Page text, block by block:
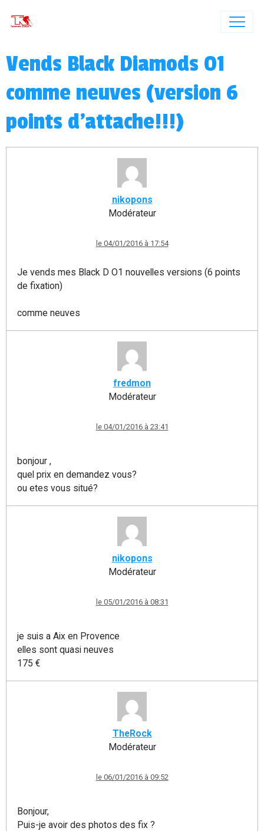
Vends Black Diamods O1
comme neuves (version 6
points d'attache!!!)
nikopons
Modérateur
le 04/01/2016 à 17:54
Je vends mes Black D O1 nouvelles versions (6 points
de fixation)
comme neuves
fredmon
Modérateur
le 04/01/2016 à 23:41
bonjour ,
quel prix en demandez vous?
ou etes vous situé?
nikopons
Modérateur
le 05/01/2016 à 08:31
je suis a Aix en Provence
elles sont quasi neuves
175 €
TheRock
Modérateur
le 06/01/2016 à 09:52
Bonjour,
Puis-je avoir des photos des fix ?